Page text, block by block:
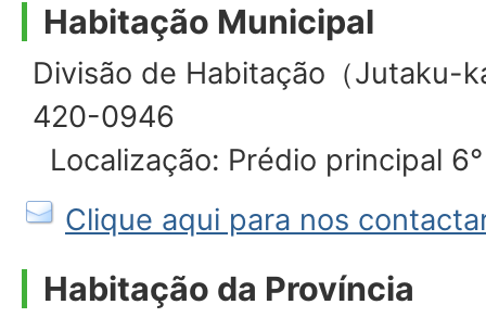
Habitação Municipal
Divisão de Habitação（Jutaku-
420-0946
Localização: Prédio principal
Clique aqui para nos
Habitação da Província